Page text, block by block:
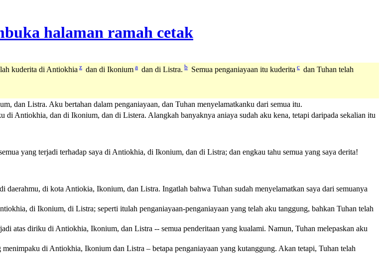
kuderita di Antiokhia z dan di Ikonium a dan di Listra. b Semua penganiayaan itu kuderita c dan Tuhan telah
dan Listra. Aku bertahan dalam penganiayaan, dan Tuhan menyelamatkanku dari semua itu.
di Antiokhia, dan di Ikonium, dan di Listera. Alangkah banyaknya aniaya sudah aku kena, tetapi daripada sekalian itu
yang terjadi terhadap saya di Antiokhia, di Ikonium, dan di Listra; dan engkau tahu semua yang saya derita!
daerahmu, di kota Antiokia, Ikonium, dan Listra. Ingatlah bahwa Tuhan sudah menyelamatkan saya dari semuanya
di Ikonium, di Listra; seperti itulah penganiayaan-penganiayaan yang telah aku tanggung, bahkan Tuhan telah
atas diriku di Antiokhia, Ikonium, dan Listra -- semua penderitaan yang kualami. Namun, Tuhan melepaskan aku
menimpaku di Antiokhia, Ikonium dan Listra – betapa penganiayaan yang kutanggung. Akan tetapi, Tuhan telah